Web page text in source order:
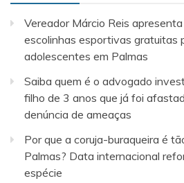
Vereador Márcio Reis
escolinhas esportivas gratuitas
adolescentes em Palmas
Saiba quem é o advogado
filho de 3 anos que já foi
denúncia de ameaças
Por que a coruja-buraqueira é
Palmas? Data internacional
espécie